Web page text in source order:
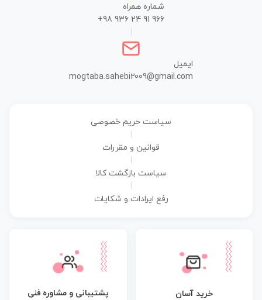
شماره همراه
+98 936 24 91 966
ایمیل
mogtaba.sahebi2009@gmail.com
سیاست حریم خصوصی
قوانین و مقررات
سیاست بازگشت کالا
رفع ایرادات و شکایات
خرید آسان پشتیبانی و مشاوره فنی